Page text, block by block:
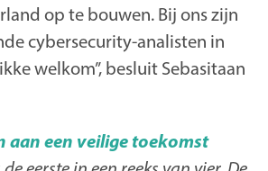
op te bouwen. Bij ons zijn
cybersecurity-analisten in
welkom’’, besluit Sebasitaan
aan een veilige toekomst